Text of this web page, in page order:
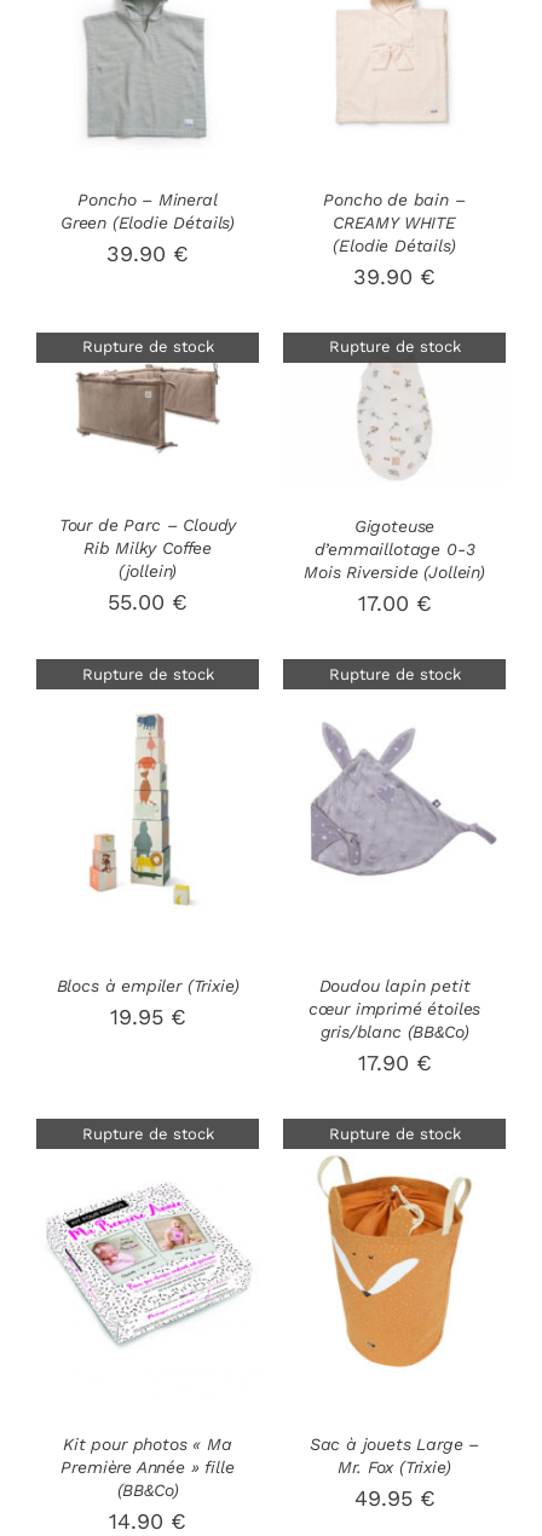
Poncho – Mineral
Green (Elodie Détails)
39.90 €
AJOUTER AU
PANIER
Poncho de bain –
CREAMY WHITE
(Elodie Détails)
39.90 €
Rupture de stock
DÉTAILS
Tour de Parc – Cloudy
Rib Milky Coffee
(jollein)
55.00 €
Rupture de stock
DÉTAILS
Gigoteuse
d’emmaillotage 0-3
Mois Riverside (Jollein)
17.00 €
Rupture de stock
DÉTAILS
Blocs à empiler (Trixie)
19.95 €
Rupture de stock
DÉTAILS
Doudou lapin petit
cœur imprimé étoiles
gris/blanc (BB&Co)
17.90 €
Rupture de stock
DÉTAILS
Kit pour photos « Ma
Première Année » fille
(BB&Co)
14.90 €
Rupture de stock
DÉTAILS
Sac à jouets Large –
Mr. Fox (Trixie)
49.95 €